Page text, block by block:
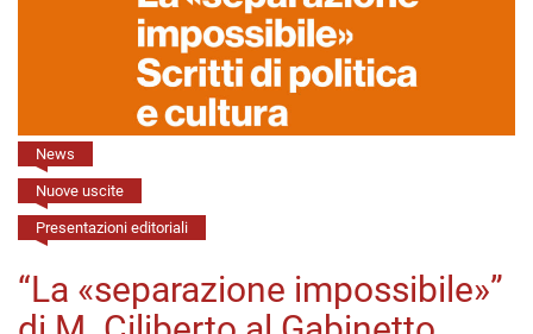
dell’Istituto
Bologna
h.
16:30)
News
Nuove uscite
Presentazioni editoriali
“La «separazione impossibile»”